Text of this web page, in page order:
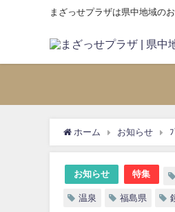
まざっせプラザは県中地域の
ホーム お知らせ
お知らせ 特集
温泉 福島県